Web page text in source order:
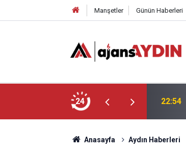
Manşetler Günün Haberleri
24 18:45
Anasayfa Aydın Haberleri